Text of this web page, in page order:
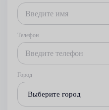
Телефон
Город
Выберите город